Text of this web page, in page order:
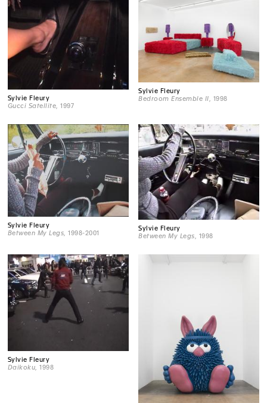
Sylvie Fleury
Gucci Satellite , 1997
Sylvie Fleury
Bedroom Ensemble II , 1998
Sylvie Fleury
Between My Legs , 1998-2001
Sylvie Fleury
Between My Legs , 1998
Sylvie Fleury
Daikoku, 1998